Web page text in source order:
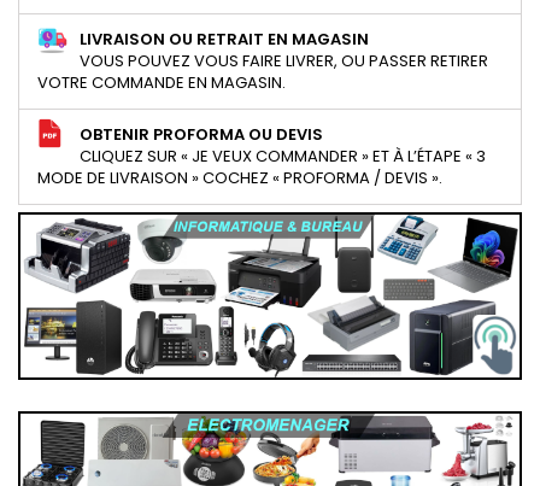
LIVRAISON OU RETRAIT EN MAGASIN
VOUS POUVEZ VOUS FAIRE LIVRER, OU PASSER RETIRER
VOTRE COMMANDE EN MAGASIN.
OBTENIR PROFORMA OU DEVIS
CLIQUEZ SUR « JE VEUX COMMANDER » ET À L’ÉTAPE « 3
MODE DE LIVRAISON » COCHEZ « PROFORMA / DEVIS ».